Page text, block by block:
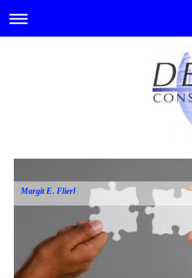
Margit E. Flierl